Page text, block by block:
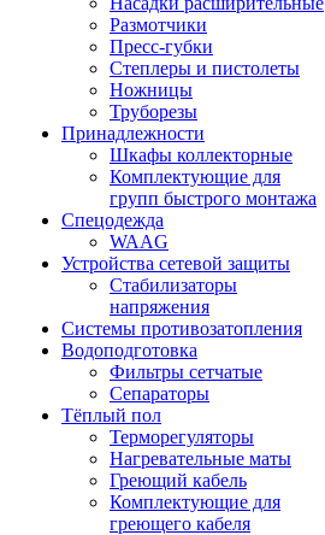
Размотчики
Пресс-губки
Степлеры и пистолеты
Ножницы
Труборезы
Принадлежности
Шкафы коллекторные
Комплектующие для
групп быстрого монтажа
Спецодежда
WAAG
Устройства сетевой защиты
Стабилизаторы
напряжения
Системы противозатопления
Водоподготовка
Фильтры сетчатые
Сепараторы
Тёплый пол
Терморегуляторы
Нагревательные маты
Греющий кабель
Комплектующие для
греющего кабеля